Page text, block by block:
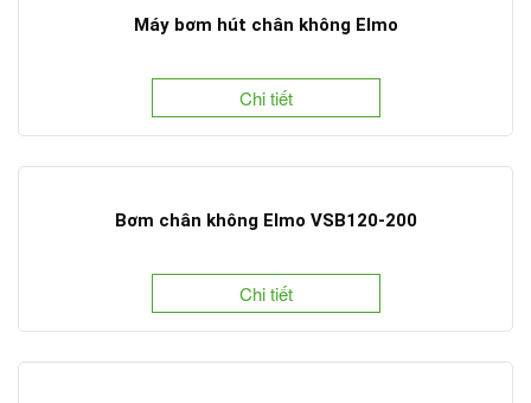
Máy bơm hút chân không Elmo
Chi tiết
Bơm chân không Elmo VSB120-200
Chi tiết